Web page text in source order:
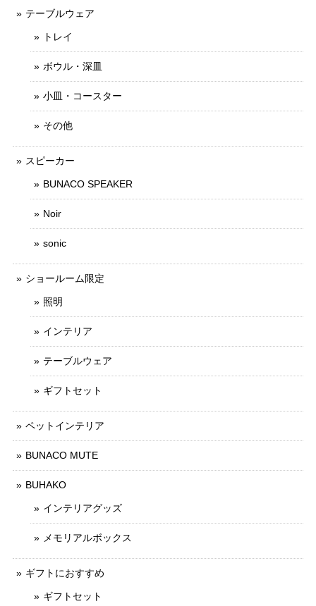
テーブルウェア
トレイ
ボウル・深皿
小皿・コースター
その他
スピーカー
BUNACO SPEAKER
Noir
sonic
ショールーム限定
照明
インテリア
テーブルウェア
ギフトセット
ペットインテリア
BUNACO MUTE
BUHAKO
インテリアグッズ
メモリアルボックス
ギフトにおすすめ
ギフトセット